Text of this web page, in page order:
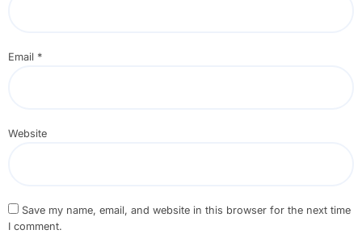
Email *
Website
Save my name, email, and website in this browser for the next time
I comment.